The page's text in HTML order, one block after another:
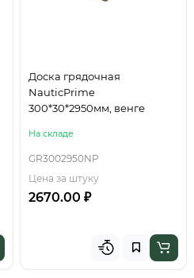
Доска грядочная
NauticPrime
300*30*2950мм, венге
На складе
GR3002950NP
Цена за штуку
2670.00 ₽